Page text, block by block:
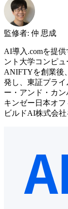
監修者: 仲 思成
AI導入.comを提
ント大学コンピ
ANIFTYを創業後
発し、東証プラ
ー・アンド・カ
キンゼー日本オ
ビルドAI株式会社